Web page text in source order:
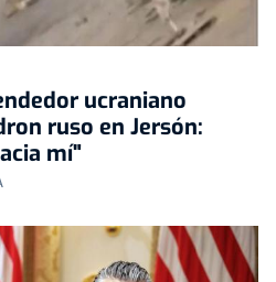
ucraniano
ruso en Jersón:
mí"